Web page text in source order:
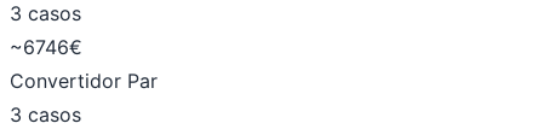
3 casos
~6746€
Convertidor Par
3 casos